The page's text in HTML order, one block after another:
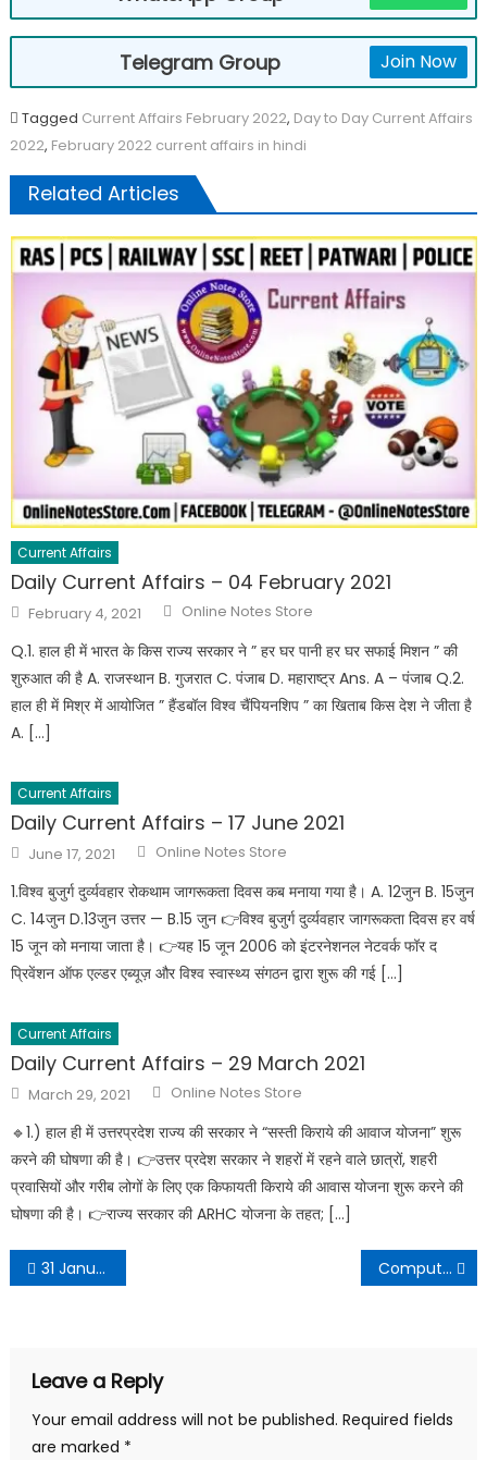
Telegram Group Join Now
Tagged Current Affairs February 2022, Day to Day Current Affairs
2022, February 2022 current affairs in hindi
Related Articles
Current Affairs
Daily Current Affairs – 04 February 2021
February 4, 2021 Online Notes Store
Q.1. हाल ही में भारत के किस राज्य सरकार ने ” हर घर पानी हर घर सफाई मिशन ” की
शुरुआत की है A. राजस्थान B. गुजरात C. पंजाब D. महाराष्ट्र Ans. A – पंजाब Q.2.
हाल ही में मिश्र में आयोजित ” हैंडबॉल विश्व चैंपियनशिप ” का खिताब किस देश ने जीता है
A. […]
Current Affairs
Daily Current Affairs – 17 June 2021
June 17, 2021 Online Notes Store
1.विश्व बुजुर्ग दुर्व्यवहार रोकथाम जागरूकता दिवस कब मनाया गया है। A. 12जुन B. 15जुन
C. 14जुन D.13जुन उत्तर — B.15 जुन 👉विश्व बुजुर्ग दुर्व्यवहार जागरूकता दिवस हर वर्ष
15 जून को मनाया जाता है। 👉यह 15 जून 2006 को इंटरनेशनल नेटवर्क फॉर द
प्रिवेंशन ऑफ एल्डर एब्यूज़ और विश्व स्वास्थ्य संगठन द्वारा शुरू की गई […]
Current Affairs
Daily Current Affairs – 29 March 2021
March 29, 2021 Online Notes Store
🔹️1.) हाल ही में उत्तरप्रदेश राज्य की सरकार ने “सस्ती किराये की आवाज योजना” शुरू
करने की घोषणा की है। 👉उत्तर प्रदेश सरकार ने शहरों में रहने वाले छात्रों, शहरी
प्रवासियों और गरीब लोगों के लिए एक किफायती किराये की आवास योजना शुरू करने की
घोषणा की है। 👉राज्य सरकार की ARHC योजना के तहत; […]
31 January 2022 Daily Current Affairs in Hindi PDF Computer Anudeshak Bharti 2022
Leave a Reply
Your email address will not be published. Required fields
are marked *